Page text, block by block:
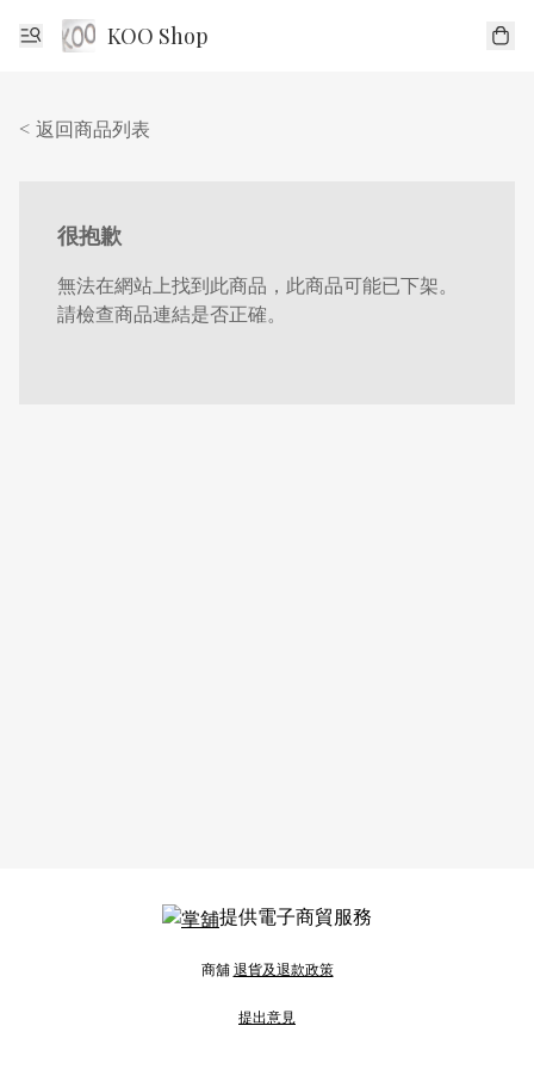
KOO Shop
< 返回商品列表
很抱歉
無法在網站上找到此商品，此商品可能已下架。
請檢查商品連結是否正確。
提供電子商貿服務
商舖退貨及退款政策
提出意見